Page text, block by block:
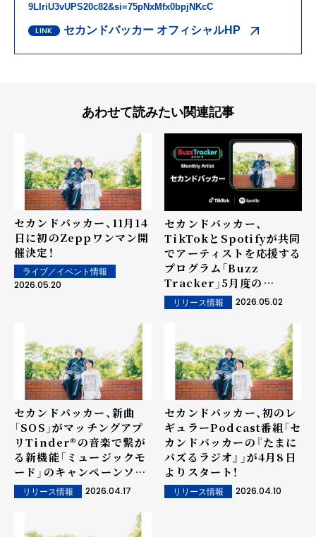
9LIriU3vUPS20c82&si=75pNxMfx0bpjNKcC
セカンドバッカー オフィシャルHP
あわせて読みたい関連記事
セカンドバッカー、11月14
日に初のZeppワンマン開
催決定！
ライブ／イベント情報
2026.05.20
セカンドバッカー、
TikTokとSpotifyが共同
でアーティストを応援する
プログラム「Buzz
Tracker」5月度の
Monthly Artistに決定！
リリース情報 2026.05.02
セカンドバッカー、新曲
「SOS」がマッチングアプ
リTinder®の音楽で繋が
る新機能「ミュージックモ
ード」のキャンペーンソン
グに決定！
リリース情報 2026.04.17
セカンドバッカー、初のレ
ギュラーPodcast番組「セ
カンドバッカーの『たまに
バズるラジオ』」が4月8日
よりスタート！
リリース情報 2026.04.10